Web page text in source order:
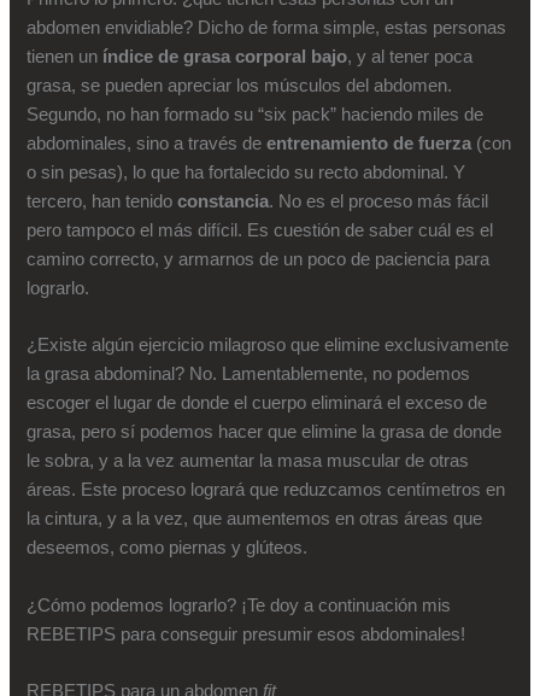
abdomen envidiable? Dicho de forma simple, estas personas
tienen un índice de grasa corporal bajo, y al tener poca
grasa, se pueden apreciar los músculos del abdomen.
Segundo, no han formado su “six pack” haciendo miles de
abdominales, sino a través deentrenamiento de fuerza (con
o sin pesas), lo que ha fortalecido su recto abdominal. Y
tercero, han tenidoconstancia. No es el proceso más fácil
pero tampoco el más difícil. Es cuestión de saber cuál es el
camino correcto, y armarnos de un poco de paciencia para
lograrlo.
¿Existe algún ejercicio milagroso que elimine exclusivamente
la grasa abdominal? No. Lamentablemente, no podemos
escoger el lugar de donde el cuerpo eliminará el exceso de
grasa, pero sí podemos hacer que elimine la grasa de donde
le sobra, y a la vez aumentar la masa muscular de otras
áreas. Este proceso logrará que reduzcamos centímetros en
la cintura, y a la vez, que aumentemos en otras áreas que
deseemos, como piernas y glúteos.
¿Cómo podemos lograrlo? ¡Te doy a continuación mis
REBETIPS para conseguir presumir esos abdominales!
REBETIPS para un abdomen fit